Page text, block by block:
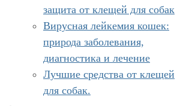
защита от клещей для собак
Вирусная лейкемия кошек:
природа заболевания,
диагностика и лечение
Лучшие средства от клещей
для собак.